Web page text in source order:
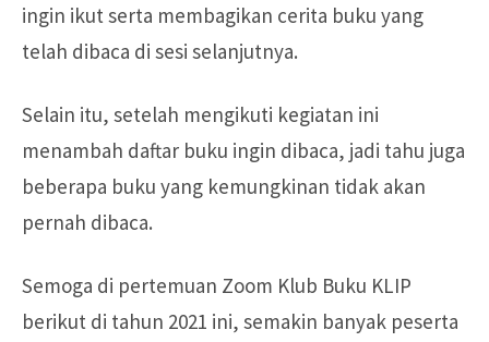
ingin ikut serta membagikan cerita buku yang
telah dibaca di sesi selanjutnya.
Selain itu, setelah mengikuti kegiatan ini
menambah daftar buku ingin dibaca, jadi tahu juga
beberapa buku yang kemungkinan tidak akan
pernah dibaca.
Semoga di pertemuan Zoom Klub Buku KLIP
berikut di tahun 2021 ini, semakin banyak peserta